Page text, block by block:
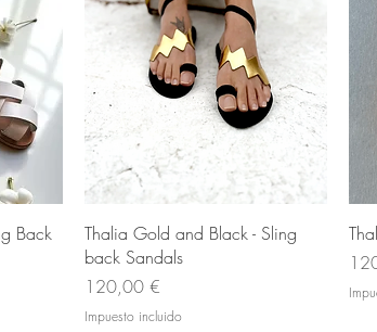
Back
Vista rápida
Thalia Gold and Black - Sling
back Sandals
Precio
120,00 €
Impuesto incluido